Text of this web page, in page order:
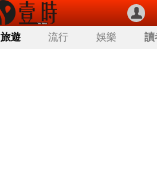
旅遊 流行 娛樂 讀